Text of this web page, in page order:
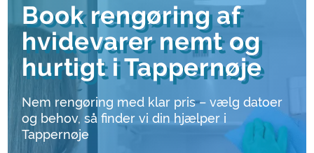
Book rengøring af
hvidevarer nemt og
hurtigt i Tappernøje
Nem rengøring med klar pris – vælg datoer
og behov, så finder vi din hjælper i
Tappernøje